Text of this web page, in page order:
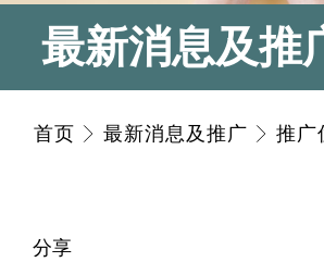
最新消息及推
首页 最新消息及推广 推广
分享